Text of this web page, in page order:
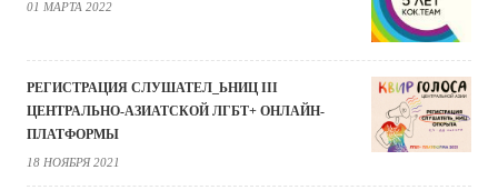
01 МАРТА 2022
РЕГИСТРАЦИЯ СЛУШАТЕЛ_ЬНИЦ III
ЦЕНТРАЛЬНО-АЗИАТСКОЙ ЛГБТ+ ОНЛАЙН-
ПЛАТФОРМЫ
18 НОЯБРЯ 2021